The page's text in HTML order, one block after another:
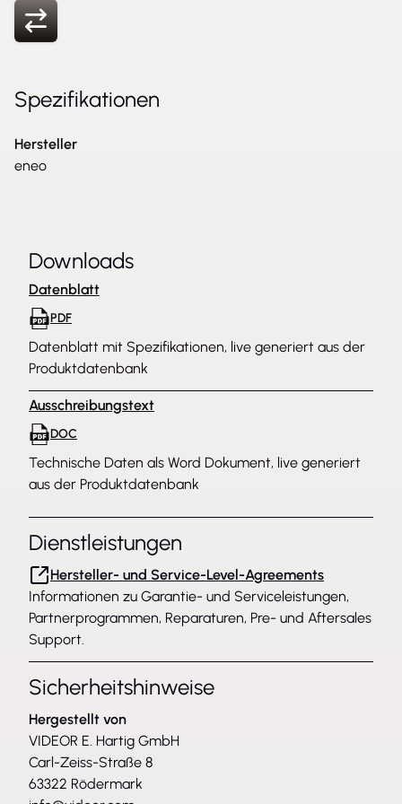
Spezifikationen
Hersteller
eneo
Downloads
Datenblatt
PDF
Datenblatt mit Spezifikationen, live generiert aus der
Produktdatenbank
Ausschreibungstext
DOC
Technische Daten als Word Dokument, live generiert
aus der Produktdatenbank
Dienstleistungen
Hersteller- und Service-Level-Agreements
Informationen zu Garantie- und Serviceleistungen,
Partnerprogrammen, Reparaturen, Pre- und Aftersales
Support.
Sicherheitshinweise
Hergestellt von
VIDEOR E. Hartig GmbH
Carl-Zeiss-Straße 8
63322 Rödermark